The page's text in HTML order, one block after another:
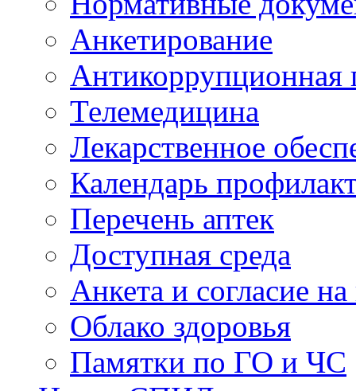
Анкетирование
Антикоррупционная
Телемедицина
Лекарственное
Календарь
Перечень аптек
Доступная среда
Анкета и согласие
Облако здоровья
Памятки по ГО и ЧС